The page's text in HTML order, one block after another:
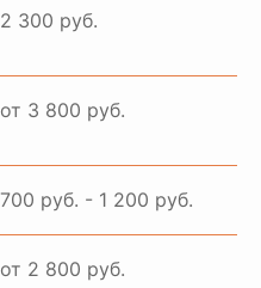
2 300 руб.
от 3 800 руб.
700 руб. - 1 200 руб.
от 2 800 руб.